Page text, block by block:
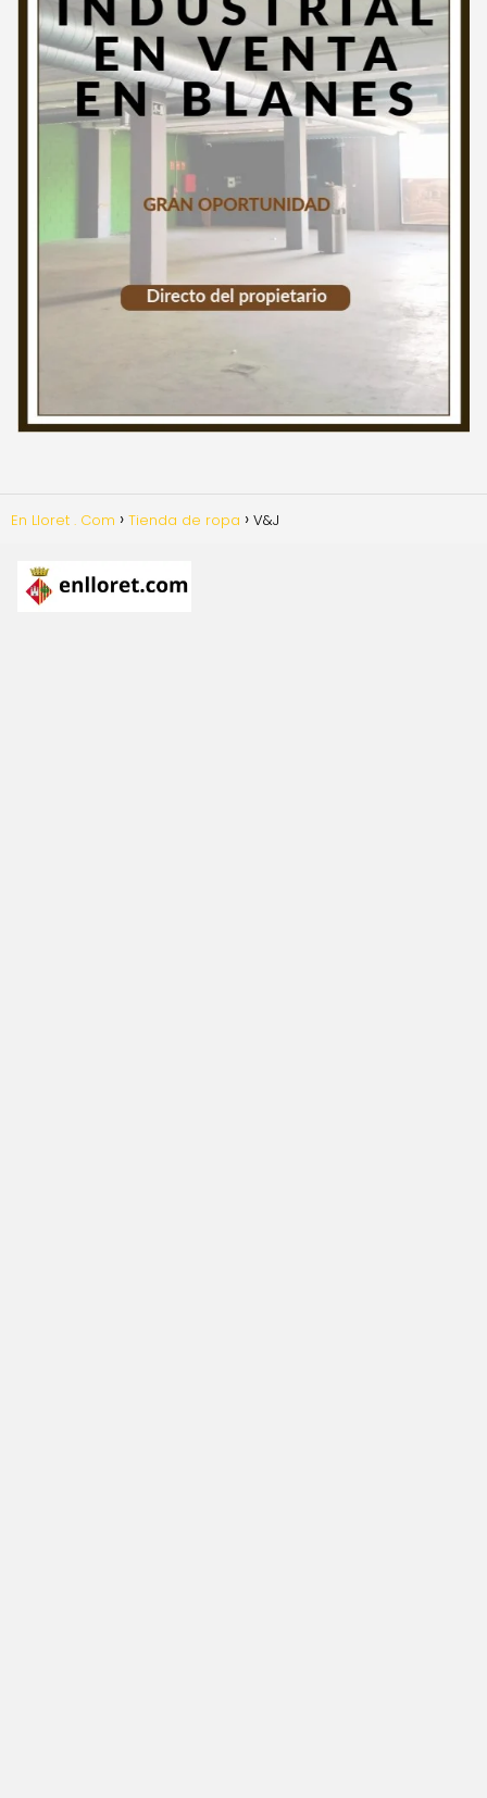
En Lloret . Com Tienda de ropa V&J